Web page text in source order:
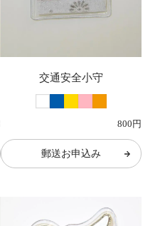
交通安全小守
800円
郵送お申込み